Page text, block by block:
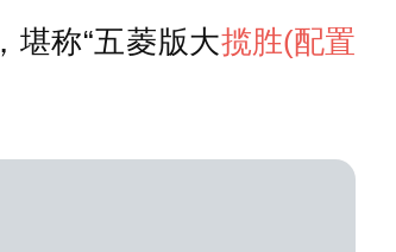
堪称“五菱版大揽胜(配置